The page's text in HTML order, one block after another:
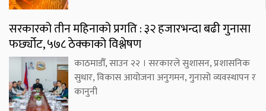
सरकारको तीन महिनाको प्रगति : ३२ हजारभन्दा बढी गुनासा
फर्छ्योट, ५७८ ठेक्काको विश्लेषण
काठमाडौँ, साउन २२ । सरकारले सुशासन, प्रशासनिक
सुधार, विकास आयोजना अनुगमन, गुनासो व्यवस्थापन र
कानुनी